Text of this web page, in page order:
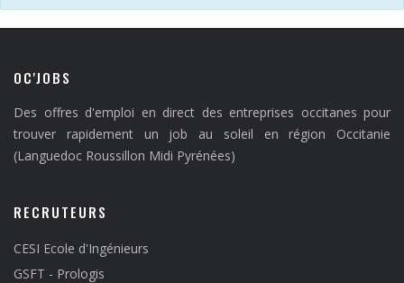
OC'JOBS
Des offres d'emploi en direct des entreprises occitanes pour
trouver rapidement un job au soleil en région Occitanie
(Languedoc Roussillon Midi Pyrénées)
RECRUTEURS
CESI Ecole d'Ingénieurs
GSFT - Prologis